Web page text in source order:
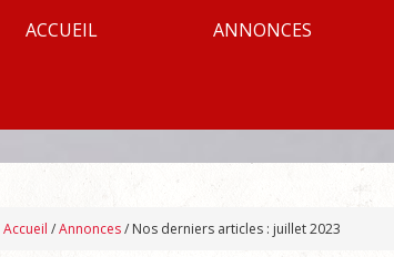
ACCUEIL ANNONCES
Accueil /Annonces/ Nos derniers articles : juillet 2023